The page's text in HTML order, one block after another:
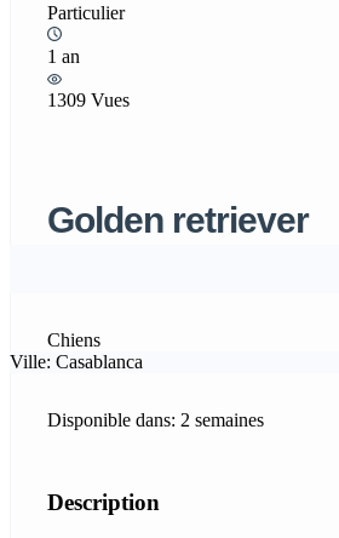
Particulier
1 an
1309 Vues
Golden retriever
Chiens
Ville: Casablanca
Disponible dans: 2 semaines
Description